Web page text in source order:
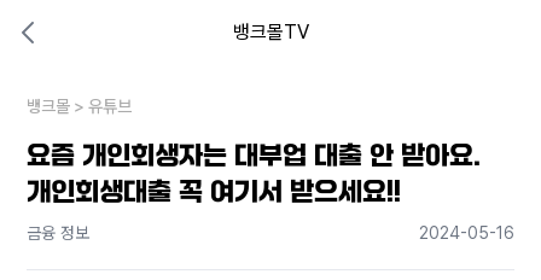
뱅크몰TV
내 상황엔 어떤 방법이 있을까?
뱅크몰 >유튜브
요즘 개인회생자는 대부업 대출 안 받아요.
개인회생대출 꼭 여기서 받으세요!!
금융 정보 2024-05-16